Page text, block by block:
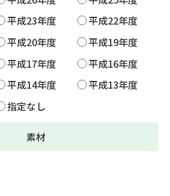
平成23年度
平成22年度
平成20年度
平成19年度
平成17年度
平成16年度
平成14年度
平成13年度
指定なし
素材